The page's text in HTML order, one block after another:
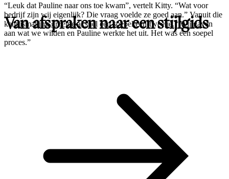
“Leuk dat Pauline naar ons toe kwam”, vertelt Kitty. “Wat voor
bedrijf zijn wij eigenlijk? Die vraag voelde ze goed aan.” Vanuit die
kennismaking groeide al snel een soepel een-tweetje. “Wij gaven
aan wat we wilden en Pauline werkte het uit. Het was een soepel
proces.”
Van afspraken naar een stijlgids